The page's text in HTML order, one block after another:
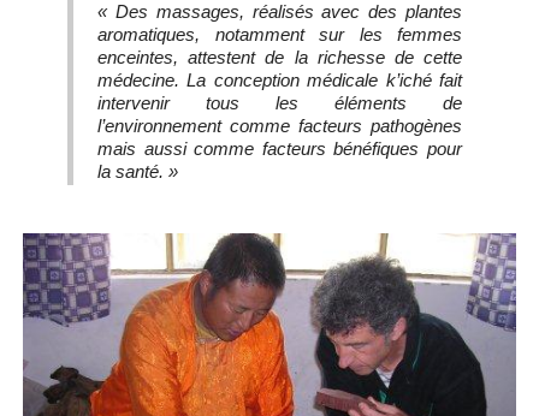
« Des massages, réalisés avec des plantes
aromatiques, notamment sur les femmes
enceintes, attestent de la richesse de cette
médecine. La conception médicale k’iché fait
intervenir tous les éléments de
l’environnement comme facteurs pathogènes
mais aussi comme facteurs bénéfiques pour
la santé. »